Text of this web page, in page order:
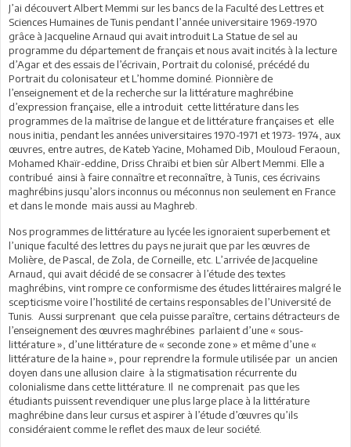
J’ai découvert Albert Memmi sur les bancs de la Faculté des Lettres et
Sciences Humaines de Tunis pendant l’année universitaire 1969-1970
grâce à Jacqueline Arnaud qui avait introduit La Statue de sel au
programme du département de français et nous avait incités à la lecture
d’Agar et des essais de l’écrivain, Portrait du colonisé, précédé du
Portrait du colonisateur et L’homme dominé. Pionnière de
l’enseignement et de la recherche sur la littérature maghrébine
d’expression française, elle a introduit cette littérature dans les
programmes de la maîtrise de langue et de littérature françaises et elle
nous initia, pendant les années universitaires 1970-1971 et 1973- 1974, aux
œuvres, entre autres, de Kateb Yacine, Mohamed Dib, Mouloud Feraoun,
Mohamed Khaïr-eddine, Driss Chraïbi et bien sûr Albert Memmi. Elle a
contribué ainsi à faire connaître et reconnaître, à Tunis, ces écrivains
maghrébins jusqu’alors inconnus ou méconnus non seulement en France
et dans le monde mais aussi au Maghreb.
Nos programmes de littérature au lycée les ignoraient superbement et
l’unique faculté des lettres du pays ne jurait que par les œuvres de
Molière, de Pascal, de Zola, de Corneille, etc. L’arrivée de Jacqueline
Arnaud, qui avait décidé de se consacrer à l’étude des textes
maghrébins, vint rompre ce conformisme des études littéraires malgré le
scepticisme voire l’hostilité de certains responsables de l’Université de
Tunis. Aussi surprenant que cela puisse paraître, certains détracteurs de
l’enseignement des œuvres maghrébines parlaient d’une « sous-
littérature », d’une littérature de « seconde zone » et même d’une «
littérature de la haine », pour reprendre la formule utilisée par un ancien
doyen dans une allusion claire à la stigmatisation récurrente du
colonialisme dans cette littérature. Il ne comprenait pas que les
étudiants puissent revendiquer une plus large place à la littérature
maghrébine dans leur cursus et aspirer à l’étude d’œuvres qu’ils
considéraient comme le reflet des maux de leur société.